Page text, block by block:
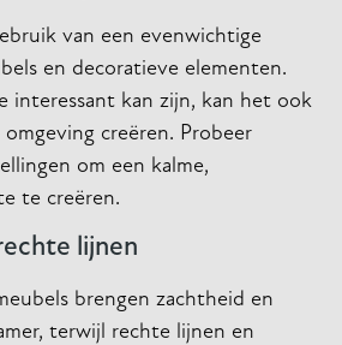
van een evenwichtige
en decoratieve elementen.
interessant kan zijn, kan het ook
creëren. Probeer
om een kalme,
te creëren.
lijnen
brengen zachtheid en
terwijl rechte lijnen en